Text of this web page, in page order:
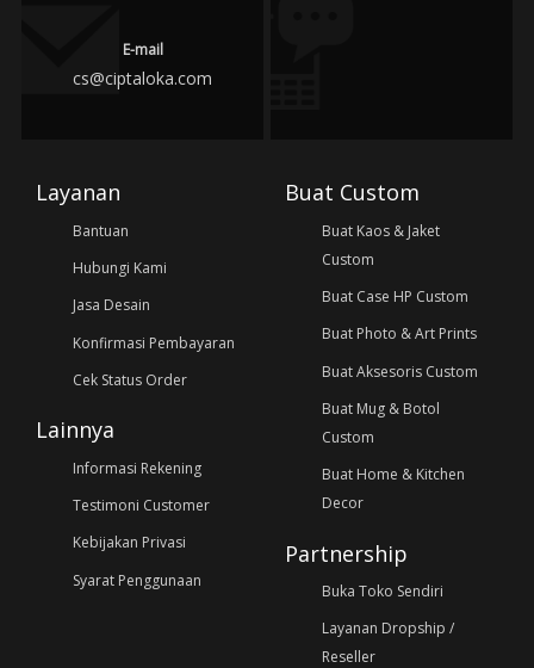
E-mail
cs@ciptaloka.com
Layanan
Bantuan
Hubungi Kami
Jasa Desain
Konfirmasi Pembayaran
Cek Status Order
Lainnya
Informasi Rekening
Testimoni Customer
Kebijakan Privasi
Syarat Penggunaan
Buat Custom
Buat Kaos & Jaket
Custom
Buat Case HP Custom
Buat Photo & Art Prints
Buat Aksesoris Custom
Buat Mug & Botol
Custom
Buat Home & Kitchen
Decor
Partnership
Buka Toko Sendiri
Layanan Dropship /
Reseller